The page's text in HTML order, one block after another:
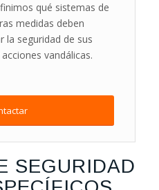
qué sistemas de
medidas deben
la seguridad de sus
vandálicas.
SEGURIDAD